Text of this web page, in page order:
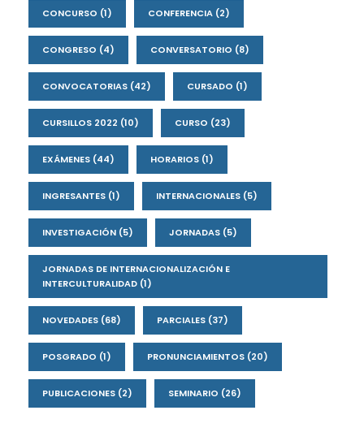
CONCURSO (1) CONFERENCIA (2)
CONGRESO (4) CONVERSATORIO (8)
CONVOCATORIAS (42) CURSADO (1)
CURSILLOS 2022 (10) CURSO (23)
EXÁMENES (44) HORARIOS (1)
INGRESANTES (1) INTERNACIONALES (5)
INVESTIGACIÓN (5) JORNADAS (5)
JORNADAS DE INTERNACIONALIZACIÓN E
INTERCULTURALIDAD (1)
NOVEDADES (68) PARCIALES (37)
POSGRADO (1) PRONUNCIAMIENTOS (20)
PUBLICACIONES (2) SEMINARIO (26)